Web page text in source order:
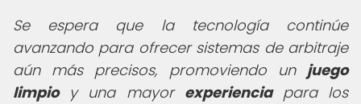
Se espera que la tecnología continúe
avanzando para ofrecer sistemas de arbitraje
aún más precisos, promoviendo un juego
limpioy una mayor experienciapara los